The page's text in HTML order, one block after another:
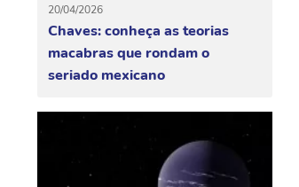
20/04/2026
Chaves: conheça as teorias
macabras que rondam o
seriado mexicano